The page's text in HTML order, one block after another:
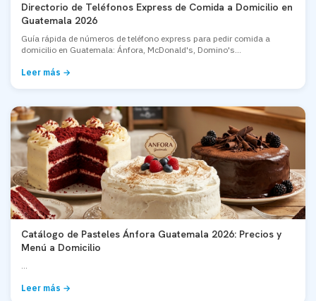
Directorio de Teléfonos Express de Comida a Domicilio en
Guatemala 2026
Guía rápida de números de teléfono express para pedir comida a
domicilio en Guatemala: Ánfora, McDonald's, Domino's...
Leer más →
Catálogo de Pasteles Ánfora Guatemala 2026: Precios y
Menú a Domicilio
...
Leer más →